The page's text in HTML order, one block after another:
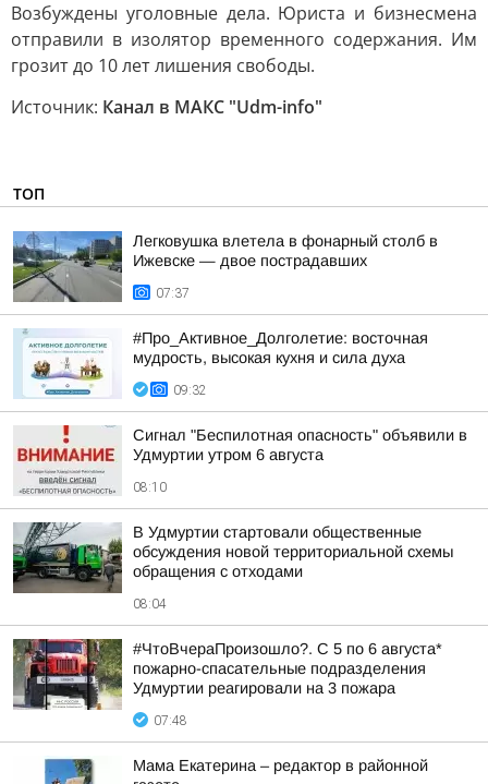
Возбуждены уголовные дела. Юриста и бизнесмена
отправили в изолятор временного содержания. Им
грозит до 10 лет лишения свободы.
Источник: Канал в МАКС "Udm-info"
ТОП
Легковушка влетела в фонарный столб в
Ижевске — двое пострадавших
07:37
#Про_Активное_Долголетие: восточная
мудрость, высокая кухня и сила духа
09:32
Сигнал "Беспилотная опасность" объявили в
Удмуртии утром 6 августа
08:10
В Удмуртии стартовали общественные
обсуждения новой территориальной схемы
обращения с отходами
08:04
#ЧтоВчераПроизошло?. С 5 по 6 августа*
пожарно-спасательные подразделения
Удмуртии реагировали на 3 пожара
07:48
Мама Екатерина – редактор в районной